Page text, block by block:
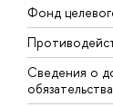
Фонд
Сведения о